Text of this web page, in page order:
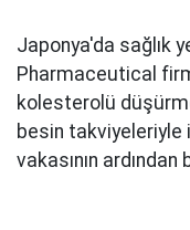
Japonya'da sağlık
Pharmaceutical
kolesterolü
besin
vakasının ardından